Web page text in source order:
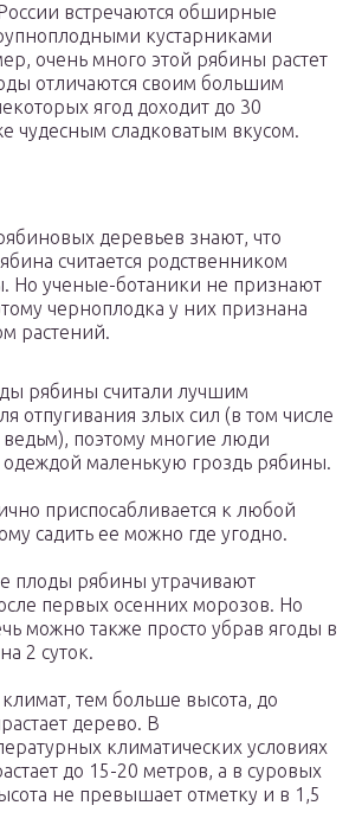
встречаются обширные
кустарниками
очень много этой рябины растет
отличаются своим большим
ягод доходит до 30
чудесным сладковатым вкусом.
деревьев знают, что
считается родственником
Но ученые-ботаники не признают
черноплодка у них признана
растений.
рябины считали лучшим
отпугивания злых сил (в том числе
поэтому многие люди
одеждой маленькую гроздь рябины.
приспосабливается к любой
садить ее можно где угодно.
плоды рябины утрачивают
первых осенних морозов. Но
можно также просто убрав ягоды в
2 суток.
тем больше высота, до
дерево. В
климатических условиях
до 15-20 метров, а в суровых
не превышает отметку и в 1,5